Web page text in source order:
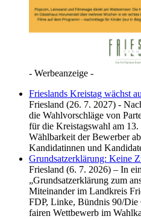
- Werbeanzeige -
Frieslands Kreistag wächst
Friesland (26. 7. 2027) -
die Wahlvorschläge von
für die Kreistagswahl am
Wählbarkeit der Bewerber
Kandidatinnen und
Grundsatzerklärung: Keine
Friesland (6. 7. 2026) – In
„Grundsatzerklärung zum
Miteinander im Landkreis
FDP, Linke, Bündnis 90/Die
fairen Wettbewerb im